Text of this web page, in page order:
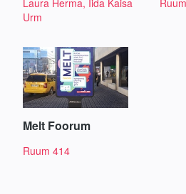
Laura Herma, Iida Kaisa
Urm
Melt Foorum
Ruum 414